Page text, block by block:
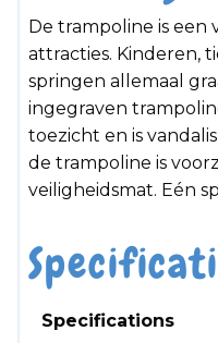
De trampoline is een
attracties. Kinderen,
springen allemaal
ingegraven
toezicht en is
de trampoline is
veiligheidsmat. Eén
Specifications